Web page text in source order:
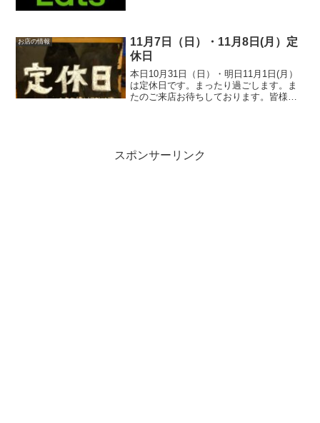
くなりますのでご...
お店の情報
11月7日（日）・11月8日(月）定
休日
本日10月31日（日）・明日11月1日(月）
は定休日です。まったり過ごします。ま
たのご来店お待ちしております。皆様の
スポンサーリンク